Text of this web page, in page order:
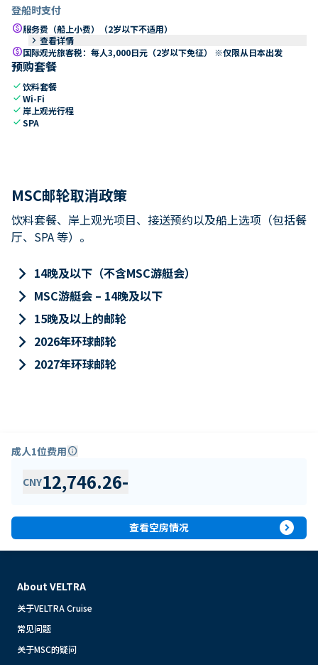
登船时支付
paid服务费（船上小费）（2岁以下不适用）
keyboard_arrow_right 查看详情
paid国际观光旅客税：每人3,000日元（2岁以下免征） ※仅限从日本出发
预购套餐
check饮料套餐
checkWi-Fi
check 岸上观光行程
checkSPA
MSC邮轮取消政策
饮料套餐、岸上观光项目、接送预约以及船上选项（包括餐
厅、SPA 等）。
keyboard_arrow_right 14晚及以下（不含MSC游艇会）
keyboard_arrow_right MSC游艇会 – 14晚及以下
keyboard_arrow_right 15晚及以上的邮轮
keyboard_arrow_right 2026年环球邮轮
keyboard_arrow_right 2027年环球邮轮
成人1位费用info
CNY12,746.26-
查看空房情况 expand_circle_right
About VELTRA
关于VELTRA Cruise
常见问题
关于MSC的疑问